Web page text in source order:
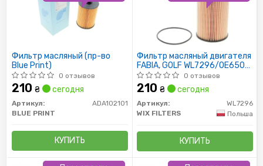
Фильтр масляный (пр-во
Blue Print)
0 отзывов
210 ₴ сегодня
Артикул:
ADA102101
BLUE PRINT
КУПИТЬ
Фильтр масляный двигателя
FABIA, GOLF WL7296/OE650/1
(пр-во WIX-Filtron)
0 отзывов
210 ₴ сегодня
Артикул:
WL7296
WIX FILTERS
Польша
КУПИТЬ